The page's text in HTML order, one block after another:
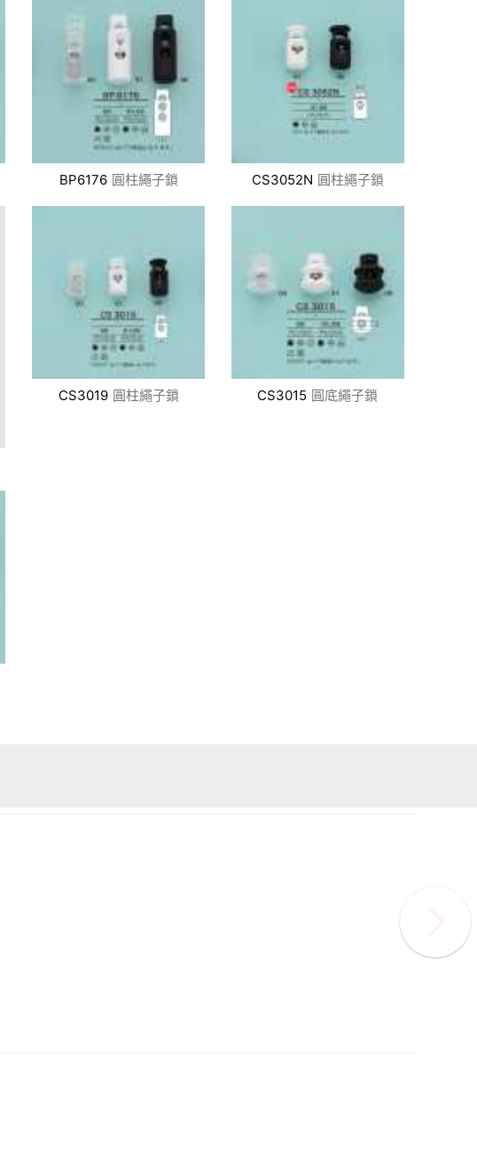
BP6176 圓柱繩子鎖 CS3052N 圓柱繩子鎖
CS3019 圓柱繩子鎖 CS3015 圓底繩子鎖